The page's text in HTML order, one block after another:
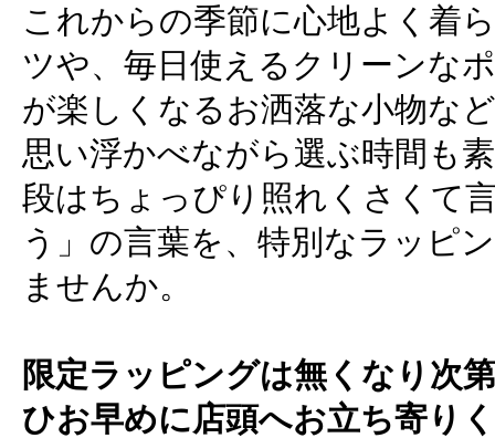
これからの季節に心地よく着
ツや、毎日使えるクリーンな
が楽しくなるお洒落な小物な
思い浮かべながら選ぶ時間も
段はちょっぴり照れくさくて
う」の言葉を、特別なラッピ
ませんか。
限定ラッピングは無くなり次
ひお早めに店頭へお立ち寄り